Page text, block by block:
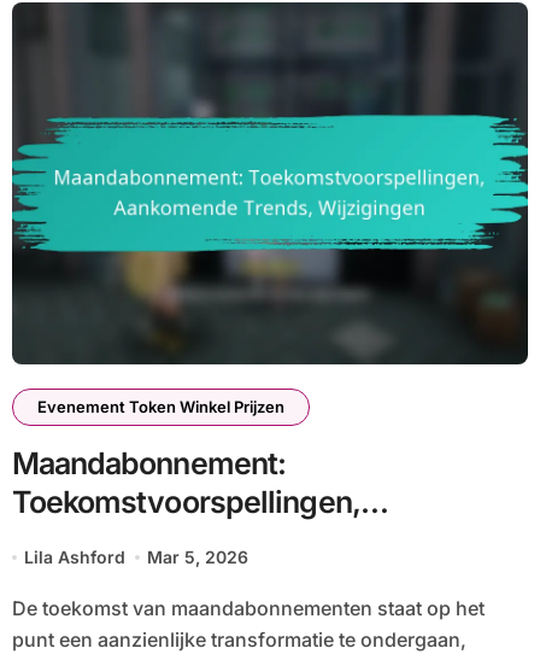
Evenement Token Winkel Prijzen
Maandabonnement:
Toekomstvoorspellingen,
Aankomende Trends, Wijzigingen
Lila Ashford Mar 5, 2026
De toekomst van maandabonnementen staat op het
punt een aanzienlijke transformatie te ondergaan,